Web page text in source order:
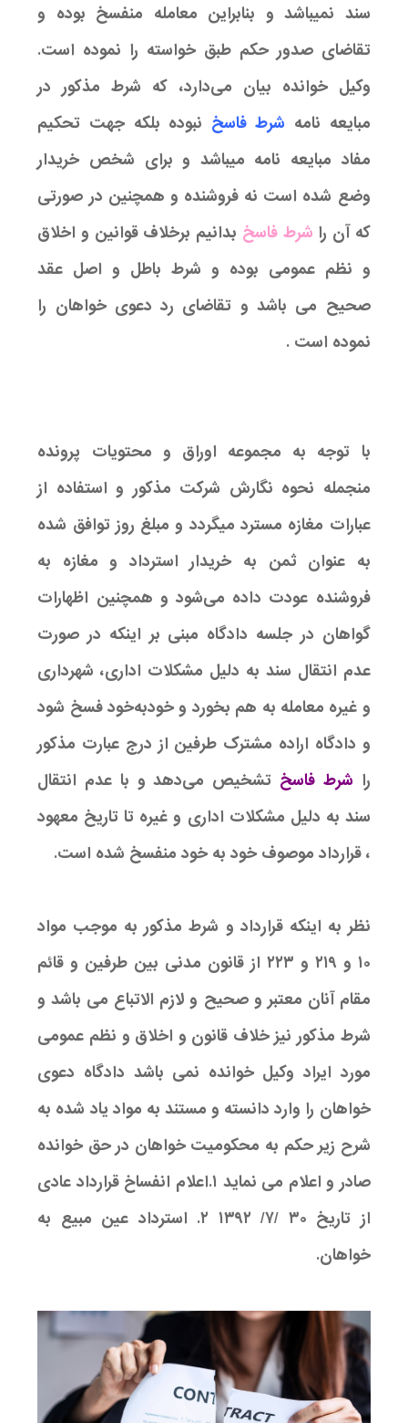
سند نمیباشد و بنابراین معامله منفسخ بوده و
تقاضای صدور حکم طبق خواسته را نموده است.
وکیل خوانده بیان می‌دارد، که شرط مذکور در
مبایعه نامه شرط فاسخ نبوده بلکه جهت تحکیم
مفاد مبایعه نامه میباشد و برای شخص خریدار
وضع شده است نه فروشنده و همچنین در صورتی
که آن را شرط فاسخ بدانیم برخلاف قوانین و اخلاق
و نظم عمومی بوده و شرط باطل و اصل عقد
صحیح می باشد و تقاضای رد دعوی خواهان را
نموده است .
با توجه به مجموعه اوراق و محتویات پرونده
منجمله نحوه نگارش شرکت مذکور و استفاده از
عبارات مغازه مسترد میگردد و مبلغ روز توافق شده
به عنوان ثمن به خریدار استرداد و مغازه به
فروشنده عودت داده می‌شود و همچنین اظهارات
گواهان در جلسه دادگاه مبنی بر اینکه در صورت
عدم انتقال سند به دلیل مشکلات اداری، شهرداری
و غیره معامله به هم بخورد و خودبه‌خود فسخ شود
و دادگاه اراده مشترک طرفین از درج عبارت مذکور
را شرط فاسخ تشخیص می‌دهد و با عدم انتقال
سند به دلیل مشکلات اداری و غیره تا تاریخ معهود
، قرارداد موصوف خود به خود منفسخ شده است.
نظر به اینکه قرارداد و شرط مذکور به موجب مواد
۱۰ و ۲۱۹ و ۲۲۳ از قانون مدنی بین طرفین و قائم
مقام آنان معتبر و صحیح و لازم الاتباع می باشد و
شرط مذکور نیز خلاف قانون و اخلاق و نظم عمومی
مورد ایراد وکیل خوانده نمی باشد دادگاه دعوی
خواهان را وارد دانسته و مستند به مواد یاد شده به
شرح زیر حکم به محکومیت خواهان در حق خوانده
صادر و اعلام می نماید ۱.اعلام انفساخ قرارداد عادی
از تاریخ ۳۰ /۷/ ۱۳۹۲ ۲. استرداد عین مبیع به
خواهان.